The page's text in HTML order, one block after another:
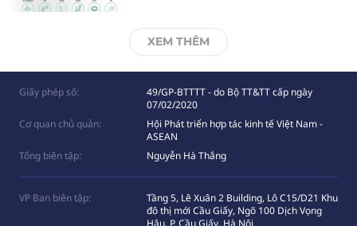
XEM THÊM
Giấy phép số:
49/GP-BTTTT - do Bộ TT&TT cấp ngày
07/02/2020
Cơ quan chủ quản:
Hội Phát triển hợp tác kinh tế Việt Nam -
ASEAN
Tổng biên tập:
Nguyễn Hà Thắng
VP Ban biên tập:
Tầng 5, Lê Xuân 2 Building, Lô C15/D21 Khu
đô thị mới Cầu Giấy, Ngõ 100 Dịch Vọng
Hâụ, P. Cầu Giấy, Hà Nội